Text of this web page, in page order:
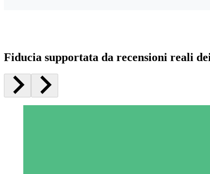
Fiducia supportata da recensioni reali